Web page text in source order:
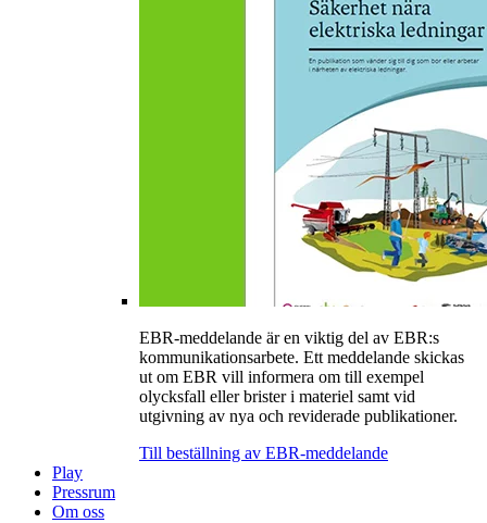
EBR-meddelande är en viktig del av EBR:s
kommunikationsarbete. Ett meddelande skickas
ut om EBR vill informera om till exempel
olycksfall eller brister i materiel samt vid
utgivning av nya och reviderade publikationer.
Till beställning av EBR-meddelande
Play
Pressrum
Om oss